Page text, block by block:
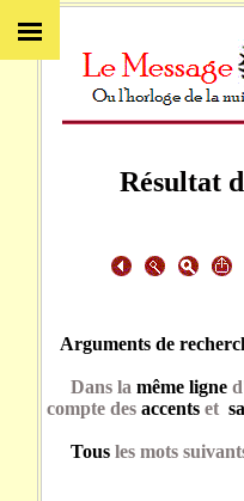
Résultat
Arguments de
Dans la même ligne
compte des accents et
Tous les mots